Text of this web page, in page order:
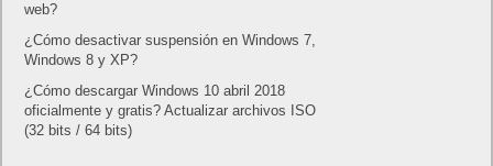
web?
¿Cómo desactivar suspensión en Windows 7,
Windows 8 y XP?
¿Cómo descargar Windows 10 abril 2018
oficialmente y gratis? Actualizar archivos ISO
(32 bits / 64 bits)